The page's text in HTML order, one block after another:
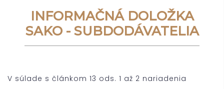
INFORMAČNÁ DOLOŽKA
SAKO - SUBDODÁVATELIA
V súlade s článkom 13 ods. 1 až 2 nariadenia